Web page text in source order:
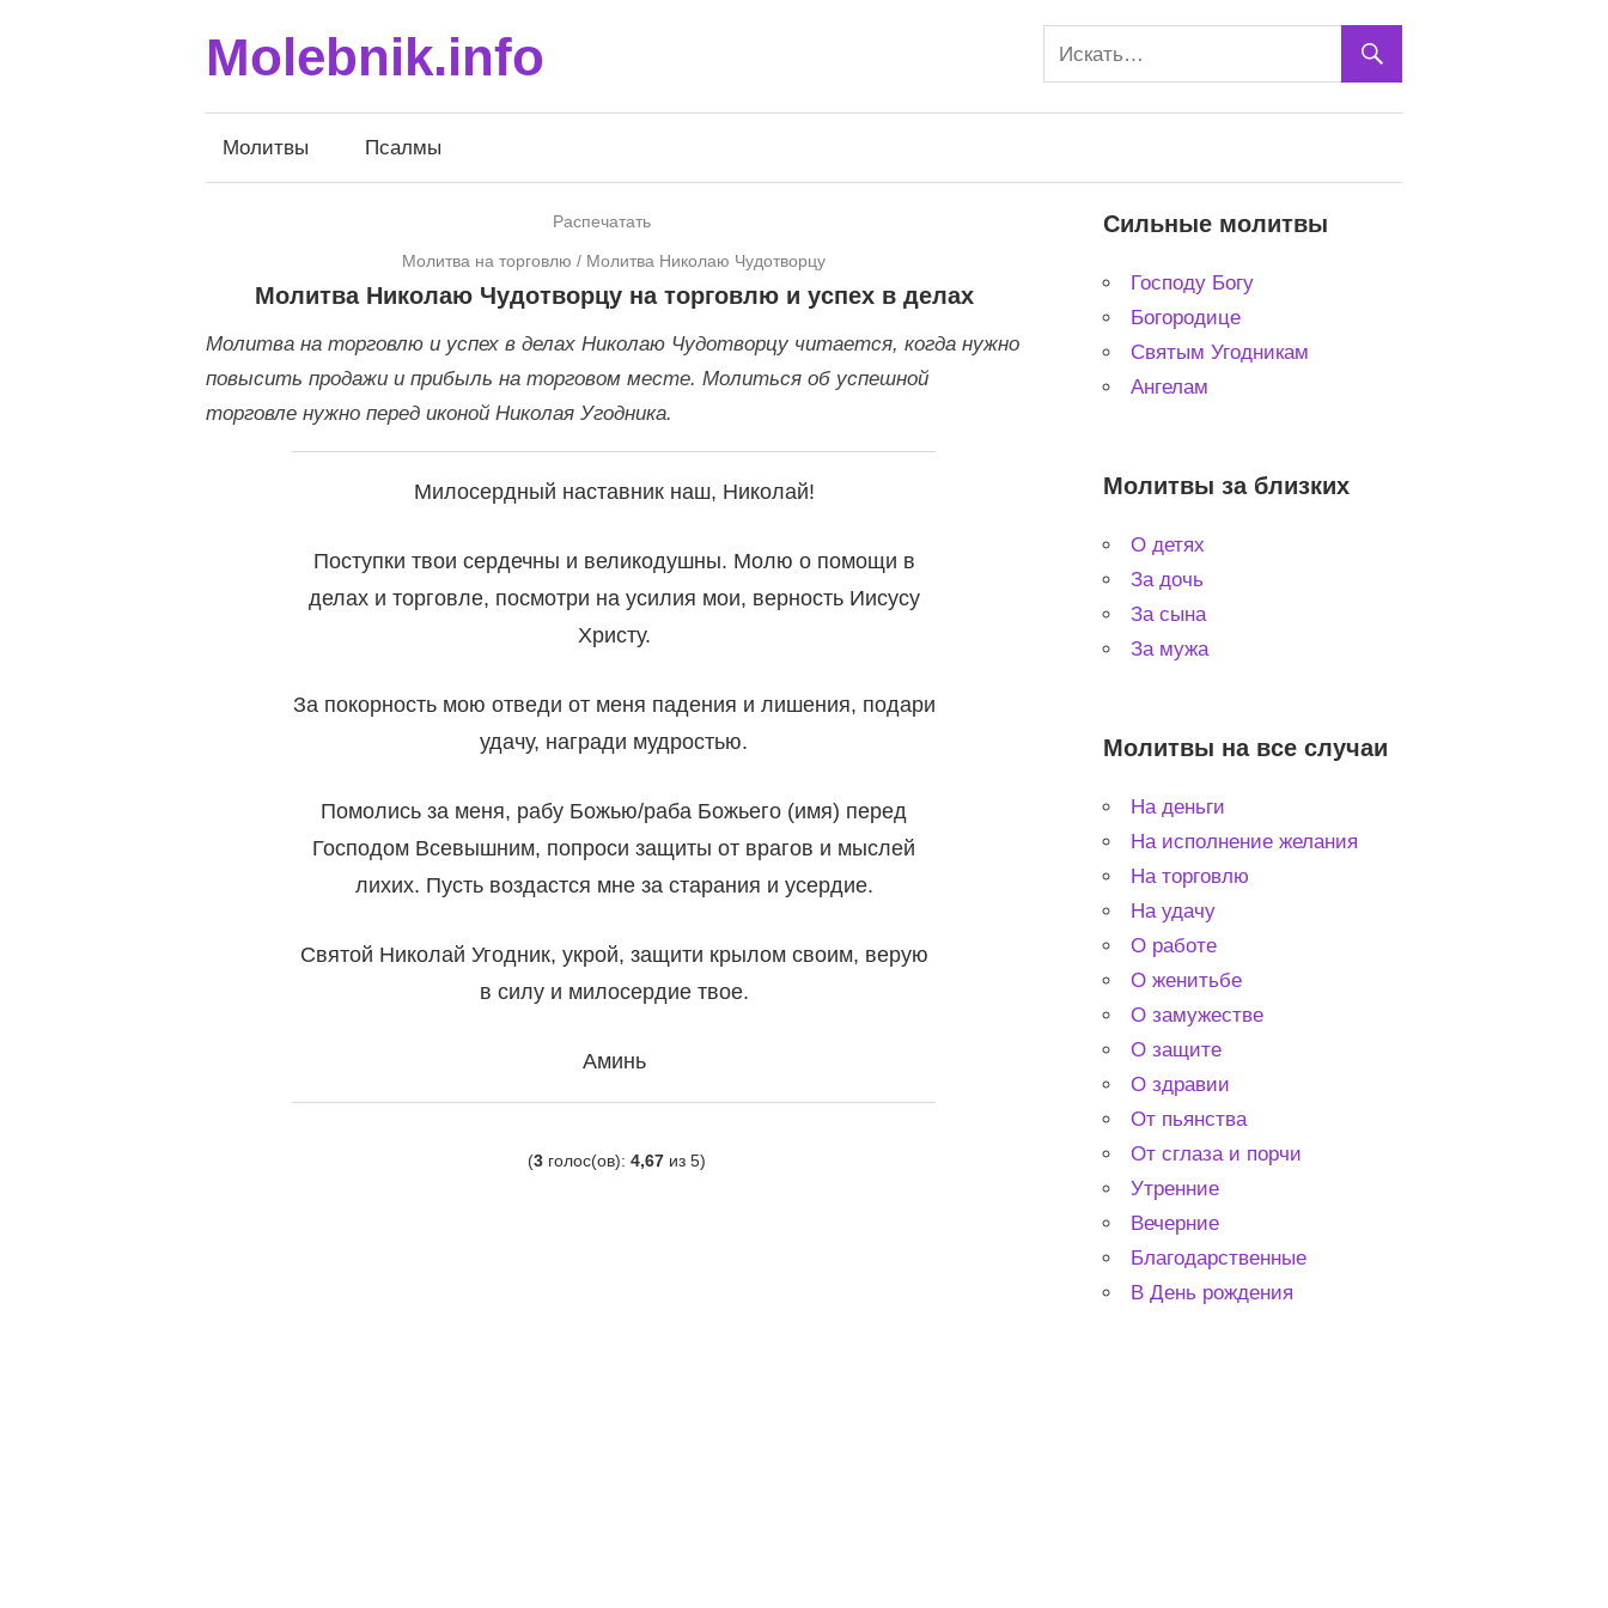
Molebnik.info
Молитвы Псалмы
Распечатать
20.05.2018
Молитва на торговлю / Молитва Николаю Чудотворцу
Молитва Николаю Чудотворцу на торговлю и успех в делах
Молитва на торговлю и успех в делах Николаю Чудотворцу читается, когда нужно
повысить продажи и прибыль на торговом месте. Молиться об успешной
торговле нужно перед иконой Николая Угодника.
Милосердный наставник наш, Николай!
Поступки твои сердечны и великодушны. Молю о помощи в
делах и торговле, посмотри на усилия мои, верность Иисусу
Христу.
За покорность мою отведи от меня падения и лишения, подари
удачу, награди мудростью.
Помолись за меня, рабу Божью/раба Божьего (имя) перед
Господом Всевышним, попроси защиты от врагов и мыслей
лихих. Пусть воздастся мне за старания и усердие.
Святой Николай Угодник, укрой, защити крылом своим, верую
в силу и милосердие твое.
Аминь
(3голос(ов): 4,67из 5)
Сильные молитвы
Господу Богу
Богородице
Святым Угодникам
Ангелам
Молитвы за близких
О детях
За дочь
За сына
За мужа
Молитвы на все случаи
На деньги
На исполнение желания
На торговлю
На удачу
О работе
О женитьбе
О замужестве
О защите
О здравии
От пьянства
От сглаза и порчи
Утренние
Вечерние
Благодарственные
В День рождения